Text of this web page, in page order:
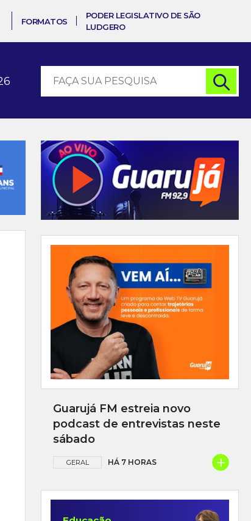
FORMATOS
PODER LEGISLATIVO DE SÃO
LUDGERO
Guarujá FM estreia novo
podcast de entrevistas neste
sábado
GERAL HÁ 7 HORAS +